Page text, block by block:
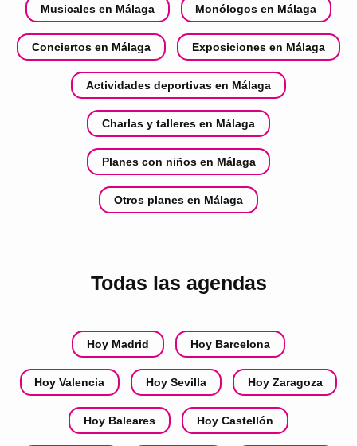
Musicales en Málaga Monólogos en Málaga
Conciertos en Málaga Exposiciones en Málaga
Actividades deportivas en Málaga
Charlas y talleres en Málaga
Planes con niños en Málaga
Otros planes en Málaga
Todas las agendas
Hoy Madrid Hoy Barcelona
Hoy Valencia Hoy Sevilla Hoy Zaragoza
Hoy Baleares Hoy Castellón